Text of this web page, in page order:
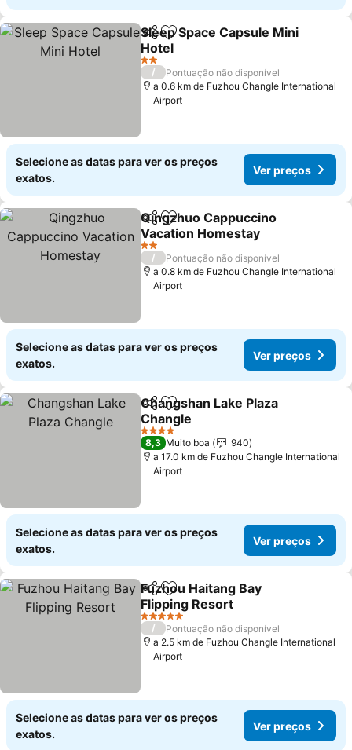
PartilharAdicionar aos favoritos
Sleep Space Capsule Mini
Hotel
Ver preços
2 Estrelas
/
Pontuação não disponível
a 0.6 km de Fuzhou Changle International
Airport
Selecione as datas para ver os preços
exatos.
Ver preços
PartilharAdicionar aos favoritos
Qingzhuo Cappuccino
Vacation Homestay
Ver preços
2 Estrelas
/
Pontuação não disponível
a 0.8 km de Fuzhou Changle International
Airport
Selecione as datas para ver os preços
exatos.
Ver preços
PartilharAdicionar aos favoritos
Changshan Lake Plaza
Changle
Ver preços
4 Estrelas
8,3 Muito boa
940
a 17.0 km de Fuzhou Changle International
Airport
Selecione as datas para ver os preços
exatos.
Ver preços
PartilharAdicionar aos favoritos
Fuzhou Haitang Bay
Flipping Resort
Ver preços
5 Estrelas
/
Pontuação não disponível
a 2.5 km de Fuzhou Changle International
Airport
Selecione as datas para ver os preços
exatos.
Ver preços